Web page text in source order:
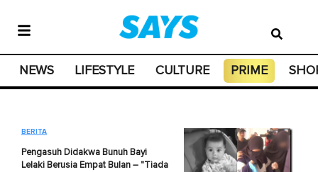
NEWS LIFESTYLE CULTURE PRIME
BERITA
Pengasuh Didakwa Bunuh Bayi
Lelaki Berusia Empat Bulan – "Tiada